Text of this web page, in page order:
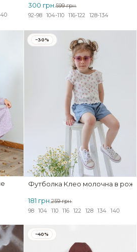
599 грн.
300 грн.
92-98 104-110 116-122 128-134
−30%
Футболка Клео молочна в
259 грн.
181 грн.
98 104 110 116 122 128 134 140
−40%